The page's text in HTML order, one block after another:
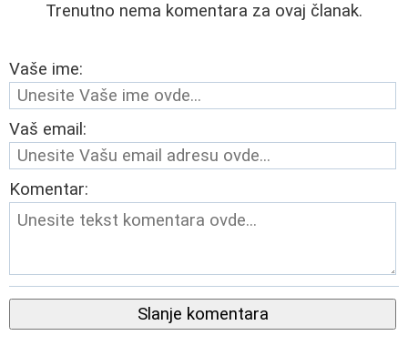
Trenutno nema komentara za ovaj članak.
Vaše ime:
Vaš email:
Komentar:
Slanje komentara